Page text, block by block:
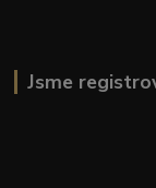
Jsme